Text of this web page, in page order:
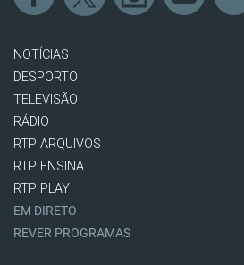
NOTÍCIAS
DESPORTO
TELEVISÃO
RÁDIO
RTP ARQUIVOS
RTP ENSINA
RTP PLAY
EM DIRETO
REVER PROGRAMAS